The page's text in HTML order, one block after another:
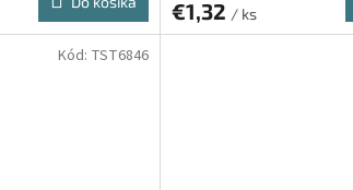
€1,32 / ks
Kód: TST6846